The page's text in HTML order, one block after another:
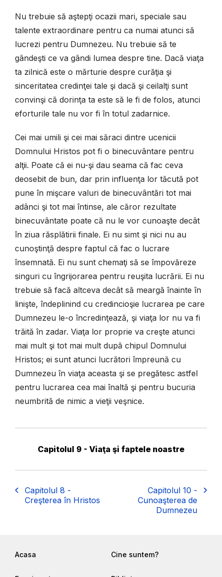
Nu trebuie să aştepţi ocazii mari, speciale sau
talente extraordinare pentru ca numai atunci să
lucrezi pentru Dumnezeu. Nu trebuie să te
gândeşti ce va gândi lumea despre tine. Dacă viaţa
ta zilnică este o mărturie despre curăţia şi
sinceritatea credinţei tale şi dacă şi ceilalţi sunt
convinşi că dorinţa ta este să le fi de folos, atunci
eforturile tale nu vor fi în totul zadarnice.
Cei mai umili şi cei mai săraci dintre ucenicii
Domnului Hristos pot fi o binecuvântare pentru
alţii. Poate că ei nu-şi dau seama că fac ceva
deosebit de bun, dar prin influenţa lor tăcută pot
pune în mişcare valuri de binecuvântări tot mai
adânci şi tot mai întinse, ale căror rezultate
binecuvântate poate că nu le vor cunoaşte decât
în ziua răsplătirii finale. Ei nu simt şi nici nu au
cunoştinţă despre faptul că fac o lucrare
însemnată. Ei nu sunt chemaţi să se împovăreze
singuri cu îngrijorarea pentru reuşita lucrării. Ei nu
trebuie să facă altceva decât să meargă înainte în
linişte, îndeplinind cu credincioşie lucrarea pe care
Dumnezeu le-o încredinţează, şi viaţa lor nu va fi
trăită în zadar. Viaţa lor proprie va creşte atunci
mai mult şi tot mai mult după chipul Domnului
Hristos; ei sunt atunci lucrători împreună cu
Dumnezeu în viaţa aceasta şi se pregătesc astfel
pentru lucrarea cea mai înaltă şi pentru bucuria
neumbrită de nimic a vieţii veşnice.
Capitolul 9 - Viaţa şi faptele noastre
Capitolul 8 -
Creşterea în Hristos
Capitolul 10 -
Cunoaşterea de
Dumnezeu
Acasa Cine suntem?